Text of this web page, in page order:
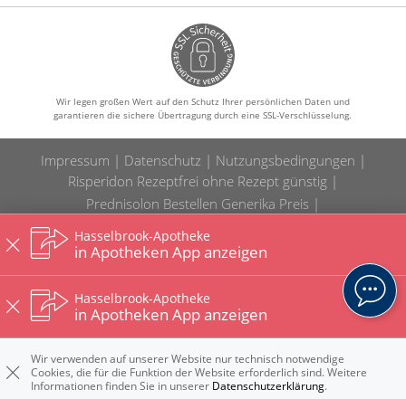
Wir legen großen Wert auf den Schutz Ihrer persönlichen Daten und
garantieren die sichere Übertragung durch eine SSL-Verschlüsselung.
Impressum Datenschutz
Nutzungsbedingungen
Risperidon Rezeptfrei ohne Rezept günstig
Prednisolon Bestellen Generika Preis
Salbutamol Kaufen Apotheke online
Imiquimod Rezeptfrei Generika online
Bupropion Kaufen online ohne Rezept
Misoprostol Bestellen online Preis
Dutasterid Bestellen Deutschland online
Tretinoin Bestellen Preis Apotheke
Ozempic Kaufen Apotheke Deutschland
Hasselbrook-Apotheke
in Apotheken App anzeigen
Hasselbrook-Apotheke
in Apotheken App anzeigen
Wir verwenden auf unserer Website nur technisch notwendige
Cookies, die für die Funktion der Website erforderlich sind. Weitere
Informationen finden Sie in unserer Datenschutzerklärung.